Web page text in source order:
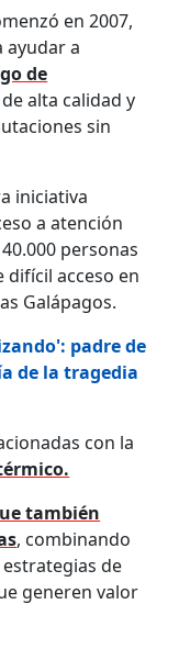
en 2007,
ayudar a
de
alta calidad y
sin
iniciativa
a atención
personas
difícil acceso en
Galápagos.
padre de
de la tragedia
con la
también
, combinando
de
generen valor